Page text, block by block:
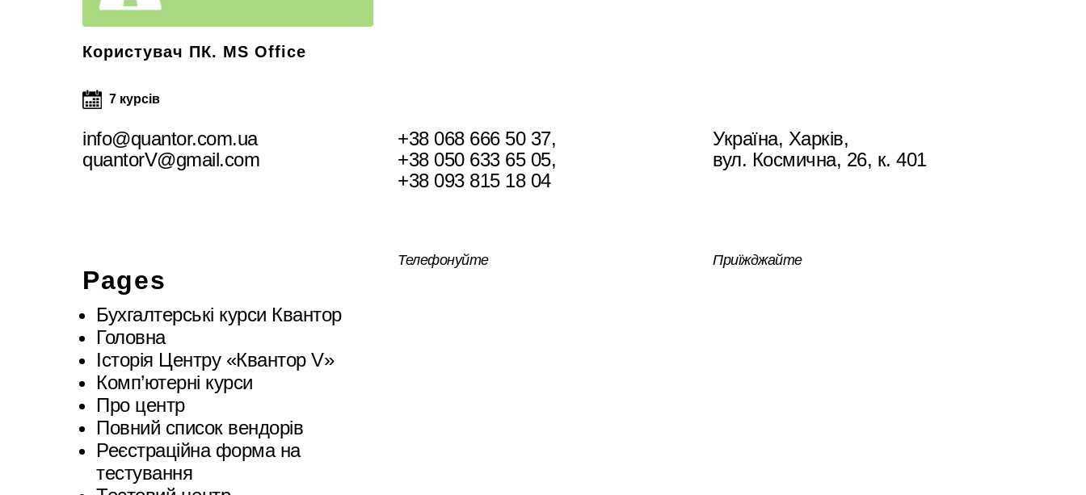
Користувач ПК. MS Office
7 курсів
info@quantor.com.ua
quantorV@gmail.com
Pages
Бухгалтерські курси Квантор
Головна
Історія Центру «Квантор V»
Комп’ютерні курси
Про центр
Повний список вендорів
Реєстраційна форма на
тестування
+38 068 666 50 37,
+38 050 633 65 05,
+38 093 815 18 04
Телефонуйте
Україна, Харків,
вул. Космична, 26, к. 401
Приїжджайте